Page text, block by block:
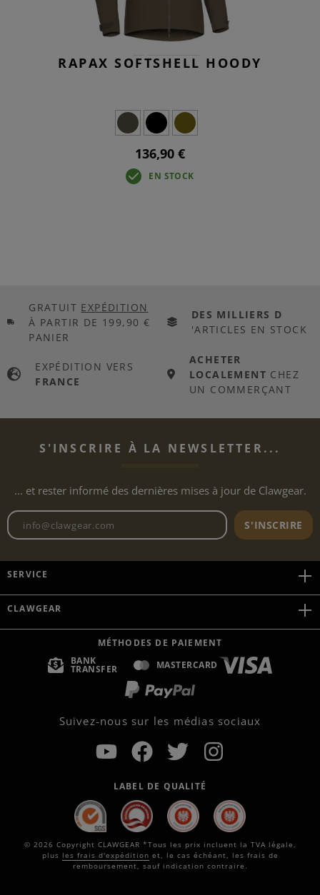
RAPAX SOFTSHELL HOODY
136,90 €
EN STOCK
GRATUIT EXPÉDITION
À PARTIR DE 199,90 €
PANIER
DES MILLIERS D
'ARTICLES EN STOCK
EXPÉDITION VERS
FRANCE
ACHETER
LOCALEMENT CHEZ
UN COMMERÇANT
S'INSCRIRE À LA NEWSLETTER...
... et rester informé des dernières mises à jour de Clawgear.
Adresse e-mail de laS'INSCRIRE
SERVICE
CLAWGEAR
MÉTHODES DE PAIEMENT
BANK
TRANSFER MASTERCARD
Suivez-nous sur les médias sociaux
LABEL DE QUALITÉ
© 2026 Copyright CLAWGEAR *Tous les prix incluent la TVA légale,
plus les frais d'expédition et, le cas échéant, les frais de
remboursement, sauf indication contraire.